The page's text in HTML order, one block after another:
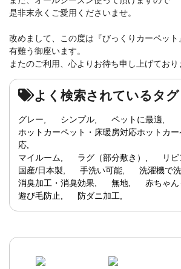
是非末永くご愛用くださいませ。
改めまして、この度は『びっくりカーペット
有難う御座います。
またのご利用、心よりお待ち申し上げてお
よく検索されているタグ
グレー シンプル
ペットに最適
ホットカーペット・床暖房対応ホットカ
応
マイルーム
ラグ（部分敷き）
リ
国産/日本製
手洗い可能
洗濯機で
消臭加工・消臭効果
無地
赤ちゃ
遊び毛防止
防ダニ加工